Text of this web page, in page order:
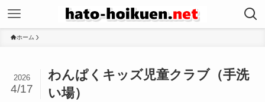
ホーム
わんぱくキッズ児童クラブ（手洗
い場）
2026
4/17